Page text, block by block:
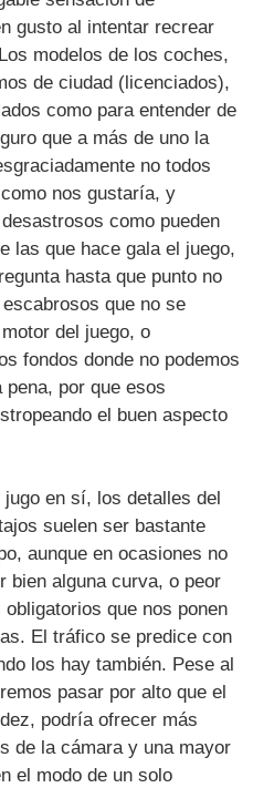
gusto al intentar recrear
modelos de los coches,
de ciudad (licenciados),
como para entender de
que a más de uno la
no todos
nos gustaría, y
como pueden
las que hace gala el juego,
hasta que punto no
que no se
del juego, o
fondos donde no podemos
por que esos
el buen aspecto
en sí, los detalles del
suelen ser bastante
aunque en ocasiones no
bien alguna curva, o peor
que nos ponen
El tráfico se predice con
los hay también. Pese al
pasar por alto que el
podría ofrecer más
de la cámara y una mayor
el modo de un solo